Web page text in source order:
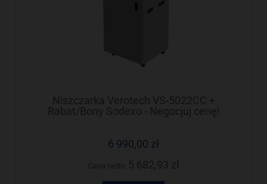
Niszczarka Verotech VS-5022CC +
Rabat/Bony Sodexo - Negocjuj cenę!
6 990,00 zł